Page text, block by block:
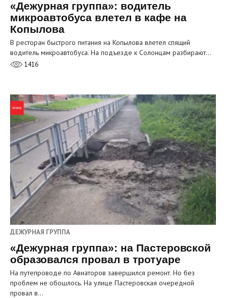
«Дежурная группа»: водитель
микроавтобуса влетел в кафе на
Копылова
В ресторан быстрого питания на Копылова влетел спящий
водитель микроавтобуса. На подъезде к Солонцам разбирают…
1416
ДЕЖУРНАЯ ГРУППА
«Дежурная группа»: на Пастеровской
образовался провал в тротуаре
На путепроводе по Авиаторов завершился ремонт. Но без
проблем не обошлось. На улице Пастеровская очередной
провал в…